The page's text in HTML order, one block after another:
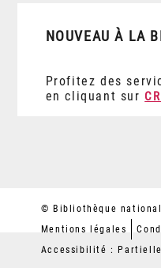
NOUVEAU À LA
Profitez des
en cliquant sur
© Bibliothèque
Mentions légales
Accessibilité :